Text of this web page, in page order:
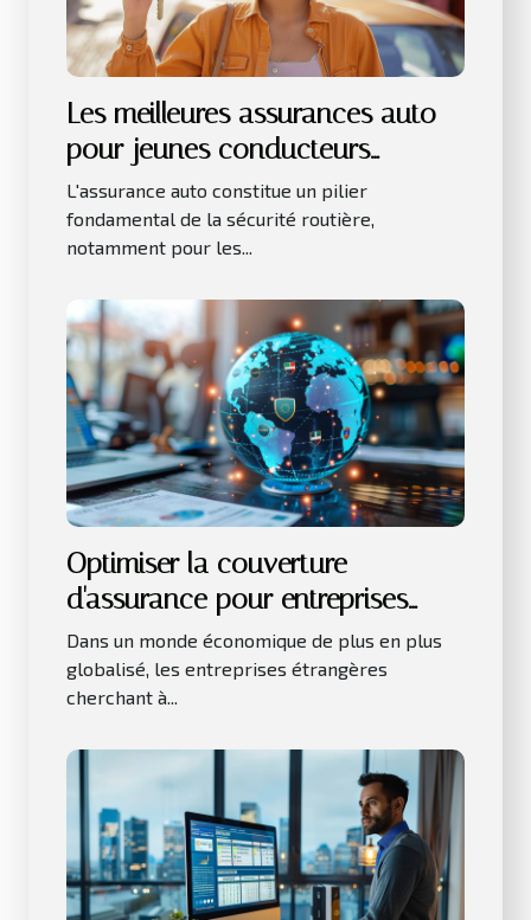
Les meilleures assurances auto
pour jeunes conducteurs
rapport qualité-prix et
exclusions à surveiller
L'assurance auto constitue un pilier
fondamental de la sécurité routière,
notamment pour les...
Optimiser la couverture
d'assurance pour entreprises
étrangères en Europe
Dans un monde économique de plus en plus
globalisé, les entreprises étrangères
cherchant à...